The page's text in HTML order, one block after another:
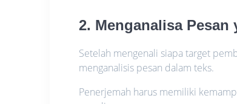
2. Menganalisa Pesan
Setelah mengenali siapa target
menganalisis pesan dalam teks.
Penerjemah harus memiliki